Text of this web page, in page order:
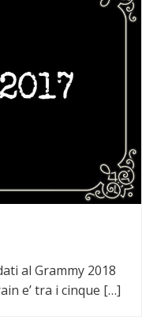
al Grammy 2018
e’ tra i cinque […]